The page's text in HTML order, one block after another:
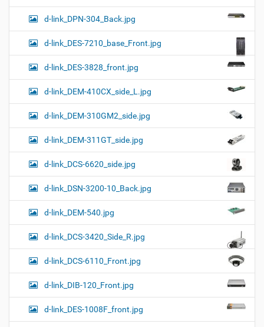
d-link_DPN-304_Back.jpg
d-link_DES-7210_base_Front.jpg
d-link_DES-3828_front.jpg
d-link_DEM-410CX_side_L.jpg
d-link_DEM-310GM2_side.jpg
d-link_DEM-311GT_side.jpg
d-link_DCS-6620_side.jpg
d-link_DSN-3200-10_Back.jpg
d-link_DEM-540.jpg
d-link_DCS-3420_Side_R.jpg
d-link_DCS-6110_Front.jpg
d-link_DIB-120_Front.jpg
d-link_DES-1008F_front.jpg